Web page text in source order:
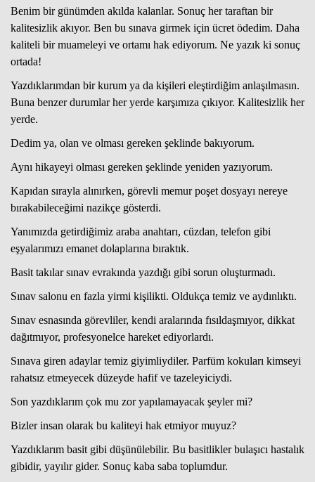
Benim bir günümden akılda kalanlar. Sonuç her taraftan bir
kalitesizlik akıyor. Ben bu sınava girmek için ücret ödedim. Daha
kaliteli bir muameleyi ve ortamı hak ediyorum. Ne yazık ki sonuç
ortada!
Yazdıklarımdan bir kurum ya da kişileri eleştirdiğim anlaşılmasın.
Buna benzer durumlar her yerde karşımıza çıkıyor. Kalitesizlik her
yerde.
Dedim ya, olan ve olması gereken şeklinde bakıyorum.
Aynı hikayeyi olması gereken şeklinde yeniden yazıyorum.
Kapıdan sırayla alınırken, görevli memur poşet dosyayı nereye
bırakabileceğimi nazikçe gösterdi.
Yanımızda getirdiğimiz araba anahtarı, cüzdan, telefon gibi
eşyalarımızı emanet dolaplarına bıraktık.
Basit takılar sınav evrakında yazdığı gibi sorun oluşturmadı.
Sınav salonu en fazla yirmi kişilikti. Oldukça temiz ve aydınlıktı.
Sınav esnasında görevliler, kendi aralarında fısıldaşmıyor, dikkat
dağıtmıyor, profesyonelce hareket ediyorlardı.
Sınava giren adaylar temiz giyimliydiler. Parfüm kokuları kimseyi
rahatsız etmeyecek düzeyde hafif ve tazeleyiciydi.
Son yazdıklarım çok mu zor yapılamayacak şeyler mi?
Bizler insan olarak bu kaliteyi hak etmiyor muyuz?
Yazdıklarım basit gibi düşünülebilir. Bu basitlikler bulaşıcı hastalık
gibidir, yayılır gider. Sonuç kaba saba toplumdur.